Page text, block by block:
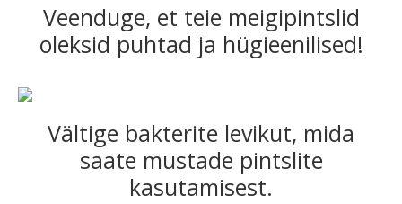
Veenduge, et teie meigipintslid
oleksid puhtad ja hügieenilised!
Vältige bakterite levikut, mida
saate mustade pintslite
kasutamisest.